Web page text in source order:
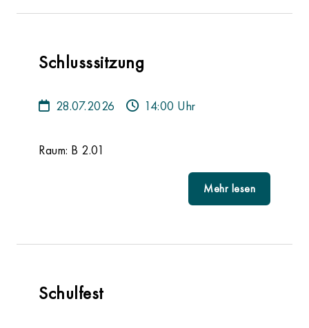
Schlusssitzung
28.07.2026 14:00 Uhr
Raum: B 2.01
Mehr lesen
Schulfest